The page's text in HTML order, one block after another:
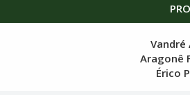
Vandré
Aragonê
Érico